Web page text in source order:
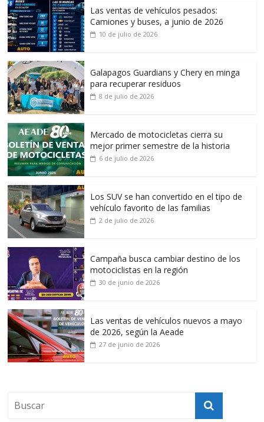
Las ventas de vehículos pesados:
Camiones y buses, a junio de 2026
10 de julio de 2026
Galapagos Guardians y Chery en minga
para recuperar residuos
8 de julio de 2026
Mercado de motocicletas cierra su
mejor primer semestre de la historia
6 de julio de 2026
Los SUV se han convertido en el tipo de
vehículo favorito de las familias
2 de julio de 2026
Campaña busca cambiar destino de los
motociclistas en la región
30 de junio de 2026
Las ventas de vehículos nuevos a mayo
de 2026, según la Aeade
27 de junio de 2026